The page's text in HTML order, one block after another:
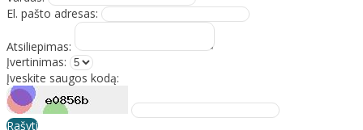
El. pašto adresas:
Atsiliepimas:
Įvertinimas:
Įveskite saugos kodą:
Rašyti